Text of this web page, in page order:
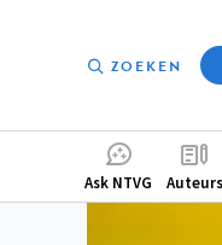
ZOEKEN
Ask NTVG Auteurs